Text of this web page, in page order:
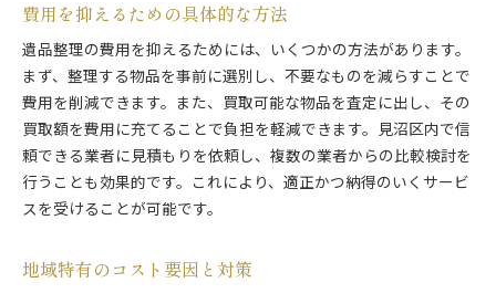
費用を抑えるための具体的な方法
遺品整理の費用を抑えるためには、いくつかの方法があります。
まず、整理する物品を事前に選別し、不要なものを減らすことで
費用を削減できます。また、買取可能な物品を査定に出し、その
買取額を費用に充てることで負担を軽減できます。見沼区内で信
頼できる業者に見積もりを依頼し、複数の業者からの比較検討を
行うことも効果的です。これにより、適正かつ納得のいくサービ
スを受けることが可能です。
地域特有のコスト要因と対策